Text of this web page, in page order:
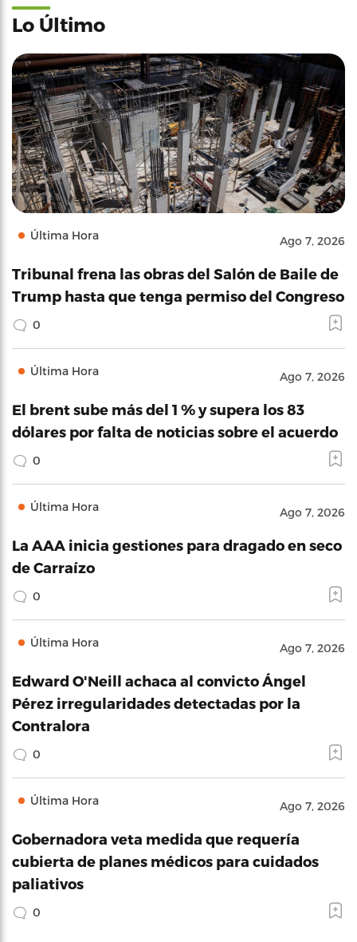
Lo Último
Última Hora Ago 7, 2026
Tribunal frena las obras del Salón de Baile de
Trump hasta que tenga permiso del Congreso
0
Última Hora Ago 7, 2026
El brent sube más del 1 % y supera los 83
dólares por falta de noticias sobre el acuerdo
0
Última Hora Ago 7, 2026
La AAA inicia gestiones para dragado en seco
de Carraízo
0
Última Hora Ago 7, 2026
Edward O'Neill achaca al convicto Ángel
Pérez irregularidades detectadas por la
Contralora
0
Última Hora Ago 7, 2026
Gobernadora veta medida que requería
cubierta de planes médicos para cuidados
paliativos
0